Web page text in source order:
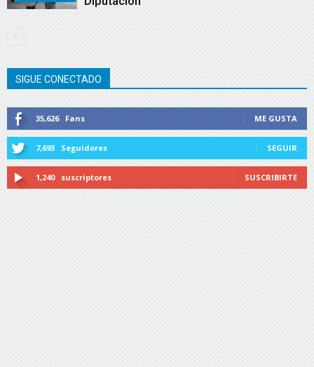
SIGUE CONECTADO
35,626 Fans ME GUSTA
7,693 Seguidores SEGUIR
1,240 suscriptores SUSCRIBIRTE